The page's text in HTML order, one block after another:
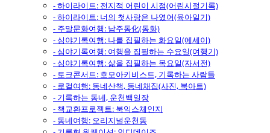
- 하이라이트: 전지적 어린이 시점(어린시절기록)
- 하이라이트: 너의 첫사랑은 나였어(육아일기)
- 주말문화여행: 남주동化(동화)
- 심야기록여행: 나를 집필하는 화요일(에세이)
- 심야기록여행: 여행을 집필하는 수요일(여행기)
- 심야기록여행: 삶을 집필하는 목요일(자서전)
- 토크콘서트: 호모아키비스트, 기록하는 사람들
- 로컬여행: 동네산책, 동네채집(사진, 북아트)
- 기록하는 동네, 운천백일장
- 책교환프로젝트: 북익스체인지
- 동네여행: 오리지널운천동